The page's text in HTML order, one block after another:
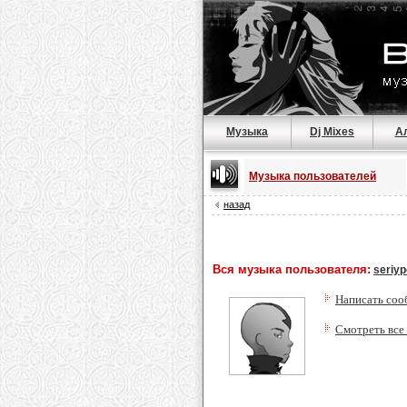
Музыка Dj Mixes
Музыка пользователей
назад
Вся музыка пользователя:
Написать
Смотреть